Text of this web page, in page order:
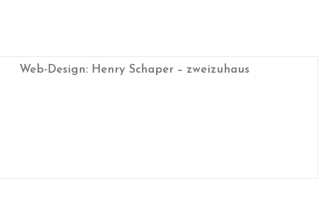
Web-Design: Henry Schaper – zweizuhaus